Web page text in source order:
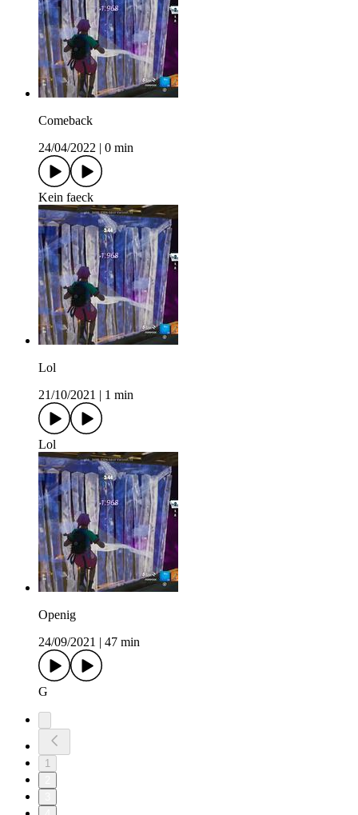
Comeback
24/04/2022
0 min
Kein faeck
Lol
21/10/2021
1 min
Lol
Openig
24/09/2021
47 min
G
1